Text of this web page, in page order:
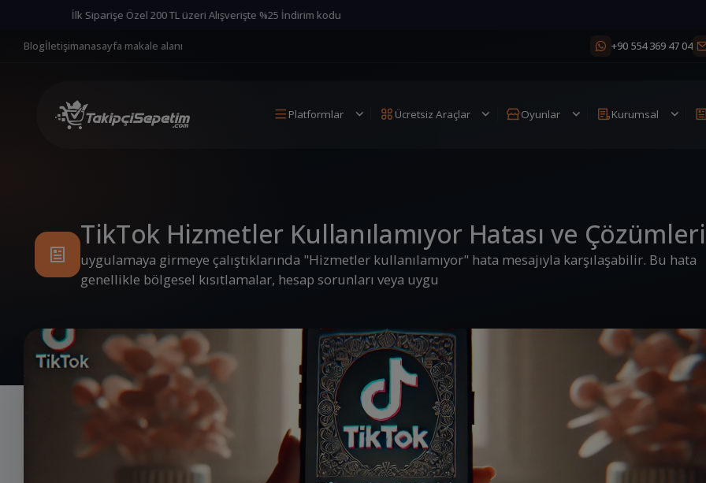
İlk Siparişe Özel 200 TL üzeri Alışverişte %25 İndirim kodu İlk Siparişe Özel 200 TL üzeri Alışverişte %25 İndirim kodu
Blogİletişimanasayfa makale alanı +90 554 369 47 04
Platformlar Ücretsiz Araçlar Oyunlar Kurumsal
TikTok Hizmetler Kullanılamıyor Hatası ve Çözümleri
uygulamaya girmeye çalıştıklarında "Hizmetler kullanılamıyor" hata mesajıyla karşılaşabilir. Bu hata
genellikle bölgesel kısıtlamalar, hesap sorunları veya uygu